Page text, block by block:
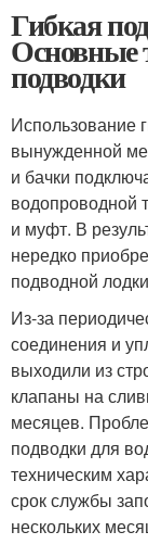
Гибкая
Основные
подводки
Использование
вынужденной
и бачки
водопроводной
и муфт. В
нередко
подводной
Из-за
соединения и
выходили из
клапаны на
месяцев.
подводки для
техническим
срок службы
нескольких